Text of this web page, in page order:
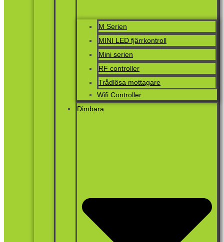
M Serien
MINI LED fjärrkontroll
Mini serien
RF controller
Trådlösa mottagare
Wifi Controller
Dimbara